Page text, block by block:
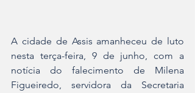
A cidade de Assis amanheceu de luto
nesta terça-feira, 9 de junho, com a
notícia do falecimento de Milena
Figueiredo, servidora da Secretaria